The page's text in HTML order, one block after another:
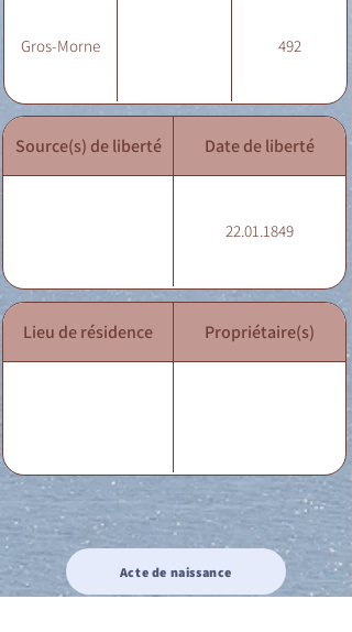
Gros-Morne 492
Source(s) de liberté Date de liberté
22.01.1849
Lieu de résidence Propriétaire(s)
Acte de naissance